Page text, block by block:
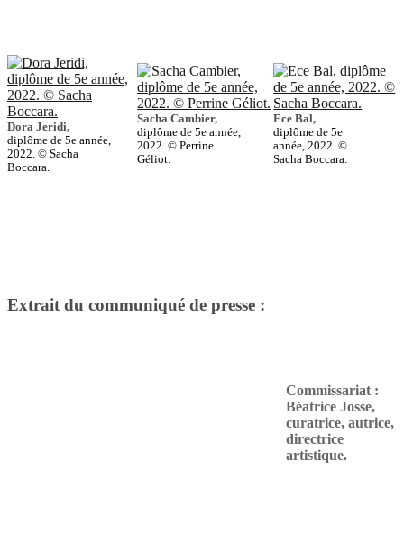
Dora Jeridi,
diplôme de 5e année,
2022. © Sacha
Boccara.
Sacha Cambier,
diplôme de 5e année,
2022. © Perrine
Géliot.
Ece Bal,
diplôme de 5e
année, 2022. ©
Sacha Boccara.
Extrait du communiqué de presse :
Commissariat :
Béatrice Josse,
curatrice, autrice,
directrice
artistique.